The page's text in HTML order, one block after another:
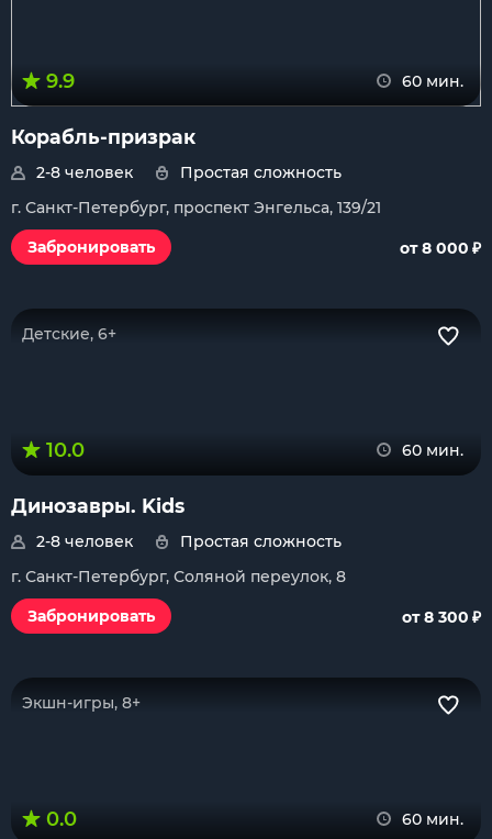
9.9 60 мин.
Корабль-призрак
2-8 человек
Простая сложность
г. Санкт-Петербург, проспект Энгельса, 139/21
Забронировать
от 8 000 ₽
Детские, 6+
10.0 60 мин.
Динозавры. Kids
2-8 человек
Простая сложность
г. Санкт-Петербург, Соляной переулок, 8
Забронировать
от 8 300 ₽
Экшн-игры, 8+
0.0 60 мин.